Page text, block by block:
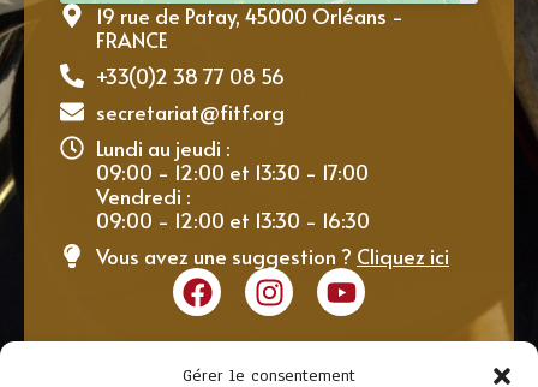
Gérer le consentement
19 rue de Patay, 45000 Orléans -
FRANCE
+33(0)2 38 77 08 56
secretariat@fitf.org
Lundi au jeudi :
09:00 - 12:00 et 13:30 - 17:00
Vendredi :
09:00 - 12:00 et 13:30 - 16:30
Vous avez une suggestion ? Cliquez ici